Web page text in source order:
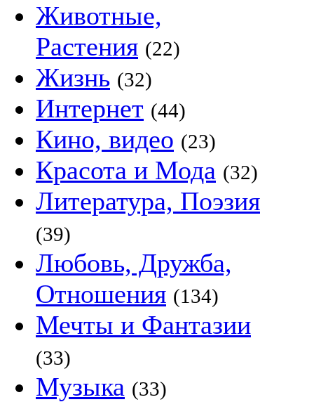
Животные,
Растения (22)
Жизнь (32)
Интернет (44)
Кино, видео (23)
Красота и Мода (32)
Литература, Поэзия
(39)
Любовь, Дружба,
Отношения (134)
Мечты и Фантазии
(33)
Музыка (33)